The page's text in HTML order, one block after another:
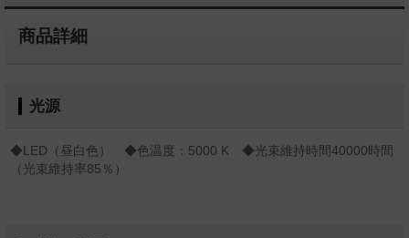
商品詳細
光源
◆LED（昼白色） ◆色温度：5000 K ◆光束維持時間40000時間
（光束維持率85％）